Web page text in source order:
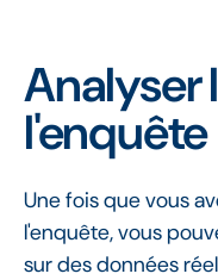
Analyser
l'enquête
Une fois que vous
l'enquête, vous
sur des données